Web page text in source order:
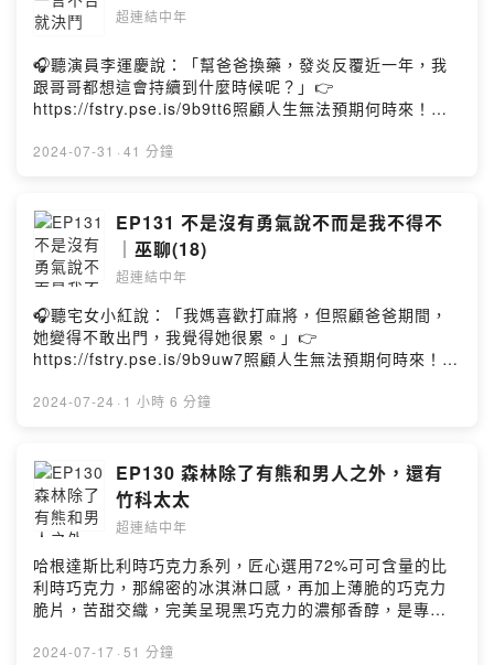
https://forms.gle/LJHFtdDNNFGEB4Nw5Powered by
Firstory Hosting
遊戲中有撲克牌與塔羅牌等要素，除了可以來聊聊撲克牌
撲克牌中的意義以及它與塔羅牌中大阿爾克那的愚人牌或
是小阿爾克那宮廷牌的關聯性。最後也意外發現，周星馳
的東西遊記也正好描述了人生就是一趟愚者/小丑的旅程。
早已在暗中標好了價格框架原來很適合存在於沙丘的世界
在肉體我都在精神了王牌與他者弄臣與站立喜劇機智的傻
子勝過愚蠢的聰明人愚者的兩面性愚者的旅程孟婆湯與懸
崖累世就是一場場Roguelikes Game周星馳的東西遊記在
這裡，中年男子張西恩跟中年女子莫以，用輕鬆的口吻聊
聊生活大小事、宅新聞和豆知識，以幽默的方式在這些故
事中找到連結點。FB：超連結中年
https://www.facebook.com/hyperlinkmillennialsQA ：
意見回饋投稿區
https://forms.gle/LJHFtdDNNFGEB4Nw5Powered by
Firstory Hosting
超連結中年
🎧聽演員李運慶說：「幫爸爸換藥，發炎反覆近一年，我
跟哥哥都想這會持續到什麼時候呢？」👉
https://fstry.pse.is/9b9tt6照顧人生無法預期何時來！
點擊連結，讓我們有機會不在照顧困境掙扎。—— 以上為
諷刺言論。事實上，中世紀由於司法系統不夠完善，當一
個重大事件無法用法律來解決時，最後往往就會訴諸決
鬥。而透過司法決鬥來解決原告（或是被告）也儼然成為
了一個有效解決問題的方法。本集分享閒聊一些歷史上經
典的司法決鬥案例。*小狗很熱情，錄到一半時一直叫，還
請見諒。本集摘要：黃國昌帶來的啟示決鬥審判與司法決
鬥古人其實也怕死國王的敲擊最長的決鬥很忙的見證人美
國的決鬥文化美國律師必點決鬥技能美國1800大選
Alexander Hamilton辯真理還是辯輸贏在這裡，中年男子
連結中年
https://www.facebook.com/hyperlinkmillennialsQA ：
意見回饋投稿區
https://forms.gle/LJHFtdDNNFGEB4Nw5Powered by
2024-07-31 · 41 分鐘
EP131 不是沒有勇氣說不而是我不得不
｜巫聊(18)
超連結中年
🎧聽宅女小紅說：「我媽喜歡打麻將，但照顧爸爸期間，
她變得不敢出門，我覺得她很累。」👉
https://fstry.pse.is/9b9uw7照顧人生無法預期何時來！
點擊連結，讓我們有機會不在照顧困境掙扎。—— 以上為
再找另一個人的成本比較高。」等一些職場PUA金句。這
些事件並不可取，但也讓我們產生了好奇，像是一個主管
應該如何跟下屬說明：「在一間公司，沒有任何人是不能
被取代的？」在這一集，我們針對一連串跟職場求生存
（以及如何求加薪）相關的話題分享彼此的經驗和討論。*
小狗很熱情，錄到一半時一直叫，還請見諒。本集摘要：
當職場只剩PUA有時遠大志向成為一種黃金教條職場求生
加薪的守則談加薪之前先要挑對戰場科技產業與傳統產業
的PUA方式大不同照顧情緒的重要性高效率的塔羅抽牌塔
2024-07-24 · 1 小時 6 分鐘
EP130 森林除了有熊和男人之外，還有
竹科太太
超連結中年
哈根達斯比利時巧克力系列，匠心選用72%可可含量的比
利時巧克力，那綿密的冰淇淋口感，再加上薄脆的巧克力
脆片，苦甜交織，完美呈現黑巧克力的濃郁香醇，是專屬
—— 以上為 Firstory Podcast 廣告 ——今年年初一個關
2024-07-17 · 51 分鐘